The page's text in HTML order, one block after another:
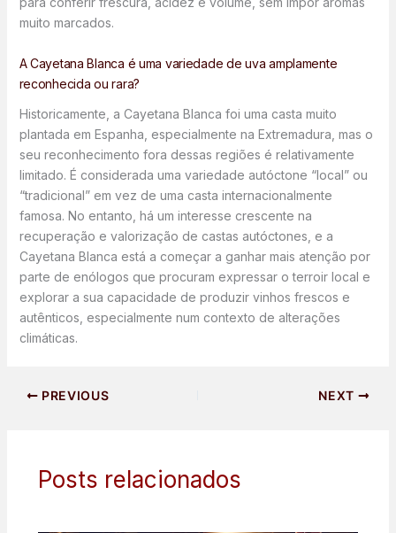
muito marcados.
A Cayetana Blanca é uma variedade de uva amplamente
reconhecida ou rara?
Historicamente, a Cayetana Blanca foi uma casta muito
plantada em Espanha, especialmente na Extremadura, mas o
seu reconhecimento fora dessas regiões é relativamente
limitado. É considerada uma variedade autóctone “local” ou
“tradicional” em vez de uma casta internacionalmente
famosa. No entanto, há um interesse crescente na
recuperação e valorização de castas autóctones, e a
Cayetana Blanca está a começar a ganhar mais atenção por
parte de enólogos que procuram expressar o terroir local e
explorar a sua capacidade de produzir vinhos frescos e
autênticos, especialmente num contexto de alterações
climáticas.
PREVIOUS NEXT
Posts relacionados